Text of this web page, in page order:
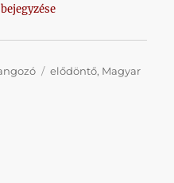
Címke
elődöntő, Magyar